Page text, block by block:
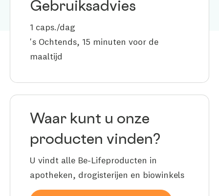
Gebruiksadvies
1 caps./dag
's Ochtends, 15 minuten voor de
maaltijd
Waar kunt u onze
producten vinden?
U vindt alle Be-Lifeproducten in
apotheken, drogisterijen en biowinkels